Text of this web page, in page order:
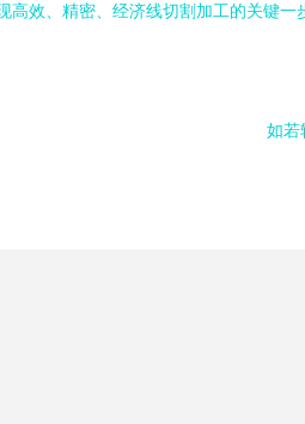
高效、精密、经济线切割加工的关键
如若